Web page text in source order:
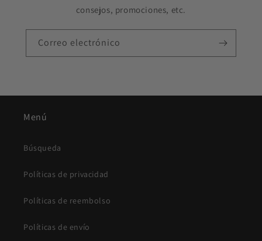
consejos, promociones, etc.
Correo electrónico
Menú
Búsqueda
Políticas de privacidad
Políticas de reembolso
Políticas de envío